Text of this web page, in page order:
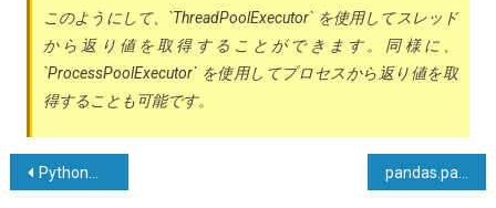
このようにして、`ThreadPoolExecutor` を使用してスレッド
から返り値を取得することができます。同様に、
`ProcessPoolExecutor` を使用してプロセスから返り値を取
得することも可能です。
投 Pythonの標準ライブラリを使用してローカルIPアドレスを見つける